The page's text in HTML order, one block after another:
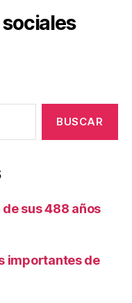
sus 488 años
importantes de